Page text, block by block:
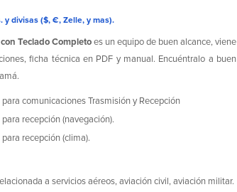
y divisas ($, €, Zelle, y mas).
Teclado Completoes un equipo de buen alcance, viene
ficha técnica en PDF y manual. Encuéntralo a buen
comunicaciones Trasmisión y Recepción
recepción (navegación).
recepción (clima).
a servicios aéreos, aviación civil, aviación militar.